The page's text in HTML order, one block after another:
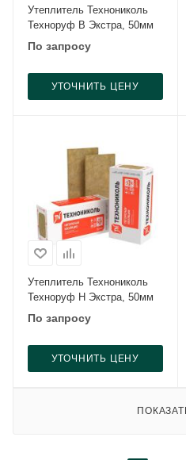
Утеплитель Технониколь
Техноруф В Экстра, 50мм
По запросу
УТОЧНИТЬ ЦЕНУ
Утеплитель Технониколь
Техноруф Н Экстра, 50мм
По запросу
УТОЧНИТЬ ЦЕНУ